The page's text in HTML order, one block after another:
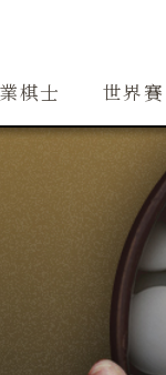
棋士 世界賽
海峰 創